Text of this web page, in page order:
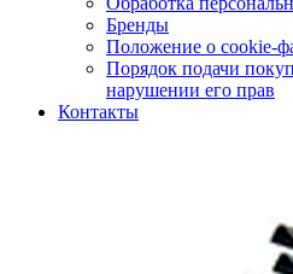
Бренды
Положение о cookie-
Порядок подачи
нарушении его прав
Контакты